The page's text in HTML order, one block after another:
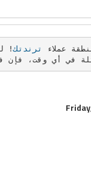
عملاء ترندتك
فإن فريق الدعم لدينا متاح على